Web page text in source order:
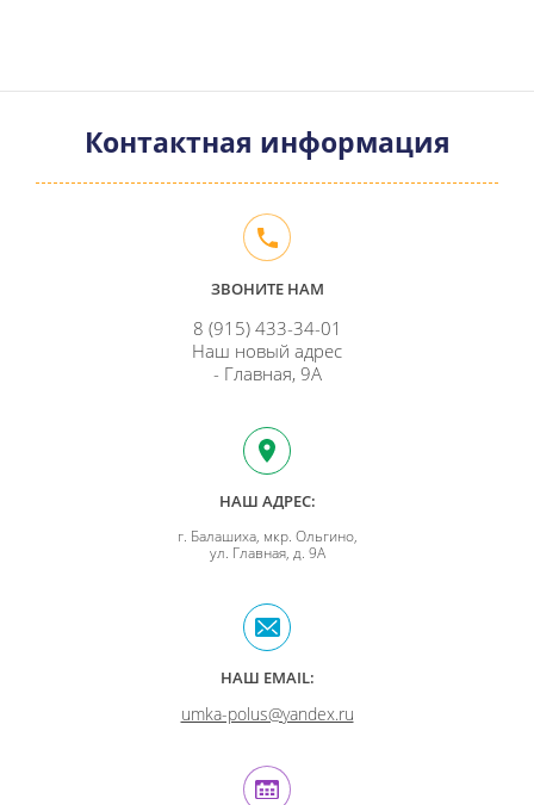
Контактная информация
ЗВОНИТЕ НАМ
8 (915) 433-34-01
Наш новый адрес
- Главная, 9А
НАШ АДРЕС:
г. Балашиха, мкр. Ольгино,
ул. Главная, д. 9А
НАШ EMAIL:
umka-polus@yandex.ru